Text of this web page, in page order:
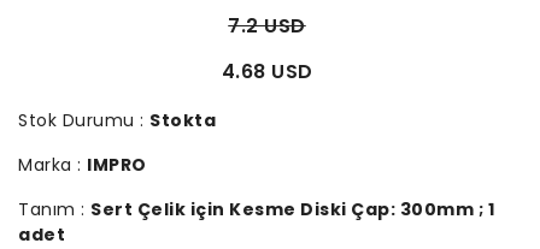
7.2 USD
4.68 USD
Stok Durumu : Stokta
Marka : IMPRO
Tanım : Sert Çelik için Kesme Diski Çap: 300mm ; 1
adet